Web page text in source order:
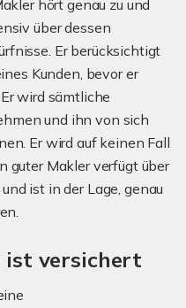
hört genau zu und
über dessen
Er berücksichtigt
Kunden, bevor er
wird sämtliche
und ihn von sich
Er wird auf keinen Fall
guter Makler verfügt über
ist in der Lage, genau
ist versichert